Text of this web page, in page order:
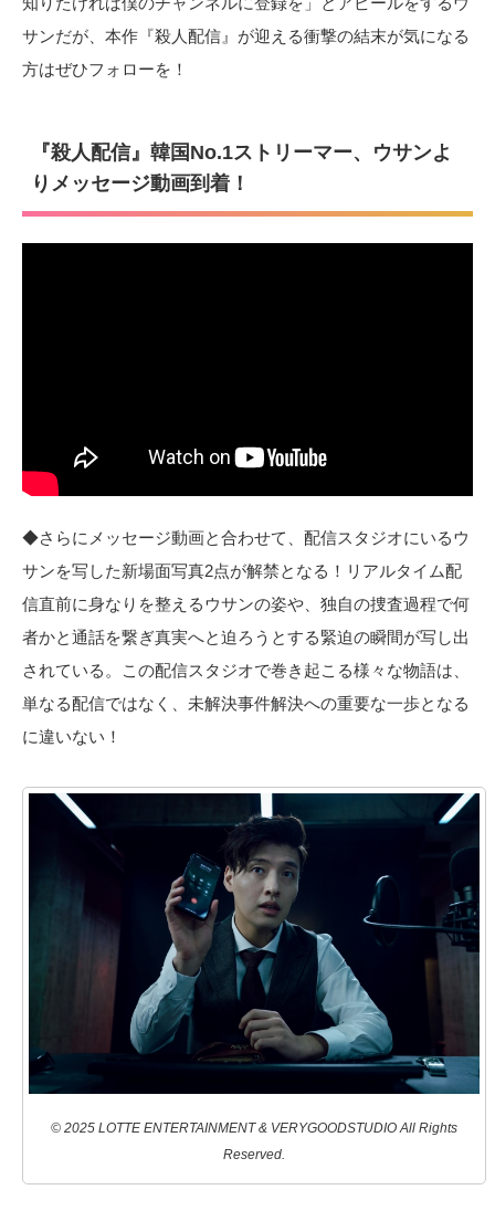
サンだが、本作『殺人配信』が迎える衝撃の結末が気になる
方はぜひフォローを！
『殺人配信』韓国No.1ストリーマー、ウサンよ
りメッセージ動画到着！
◆さらにメッセージ動画と合わせて、配信スタジオにいるウ
サンを写した新場面写真2点が解禁となる！リアルタイム配
信直前に身なりを整えるウサンの姿や、独自の捜査過程で何
者かと通話を繋ぎ真実へと迫ろうとする緊迫の瞬間が写し出
されている。この配信スタジオで巻き起こる様々な物語は、
単なる配信ではなく、未解決事件解決への重要な一歩となる
に違いない！
© 2025 LOTTE ENTERTAINMENT & VERYGOODSTUDIO All Rights
Reserved.